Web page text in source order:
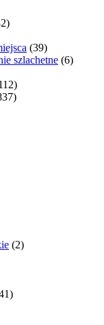
(39)
szlachetne (6)
(2)